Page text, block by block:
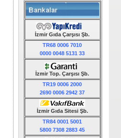
İzmir Gıda Çarşısı Şb.
TR68 0006 7010
0000 0048 5131 33
İzmir Top. Çarşısı Şb.
TR19 0006 2000
2690 0006 2942 37
İzmir Gıda Sitesi Şb.
TR84 0001 5001
5800 7308 2883 45